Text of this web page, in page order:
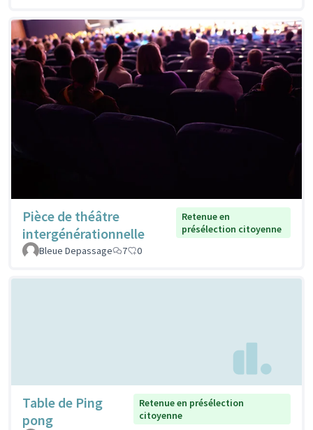
Pièce de théâtre
intergénérationnelle
Retenue en
présélection citoyenne
Bleue Depassage
7 0
Table de Ping
pong
Retenue en présélection
citoyenne